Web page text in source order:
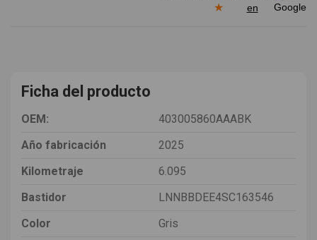
★
en
Ficha del producto
OEM:
403005860AAABK
Año fabricación
2025
Kilometraje
6.095
Bastidor
LNNBBDEE4SC163546
Color
Gris